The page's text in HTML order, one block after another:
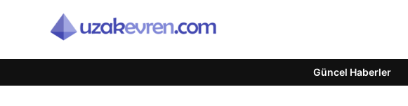
Güncel Haberler